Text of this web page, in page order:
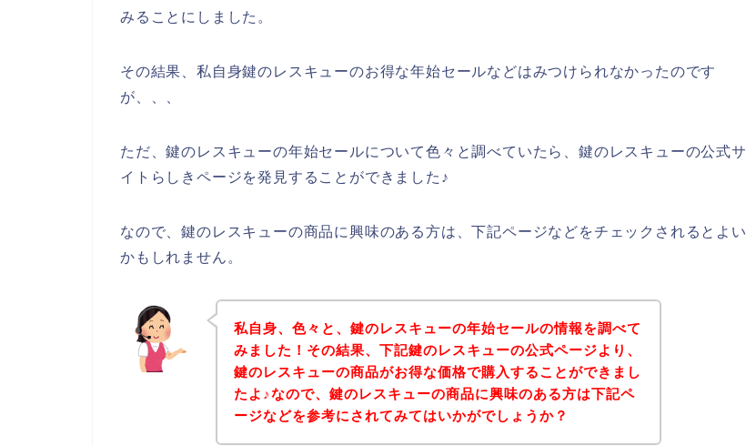
みることにしました。
その結果、私自身鍵のレスキューのお得な年始セールなどはみつけられなかったのです
が、、、
ただ、鍵のレスキューの年始セールについて色々と調べていたら、鍵のレスキューの公式サ
イトらしきページを発見することができました♪
なので、鍵のレスキューの商品に興味のある方は、下記ページなどをチェックされるとよい
かもしれません。
私自身、色々と、鍵のレスキューの年始セールの情報を調べて
みました！その結果、下記鍵のレスキューの公式ページより、
鍵のレスキューの商品がお得な価格で購入することができまし
たよ♪なので、鍵のレスキューの商品に興味のある方は下記ペ
ージなどを参考にされてみてはいかがでしょうか？